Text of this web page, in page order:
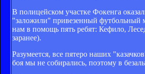
В полицейском участке Фокенга
"заложили" привезенный футбольный
нам в помощь пять ребят: Кефило,
заранее).
Разумеется, все пятеро наших
боя мы не собирались, поэтому в